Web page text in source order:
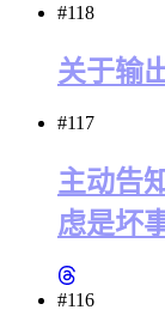
#118
关于输
#117
主动告
虑是坏
#116